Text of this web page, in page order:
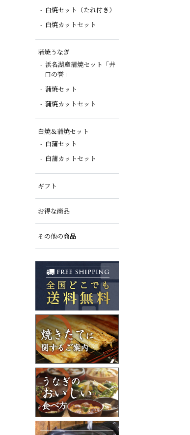
白焼セット（たれ付き）
白焼カットセット
蒲焼うなぎ
浜名湖産蒲焼セット「井
口の誉」
蒲焼セット
蒲焼カットセット
白焼＆蒲焼セット
白蒲セット
白蒲カットセット
ギフト
お得な商品
その他の商品